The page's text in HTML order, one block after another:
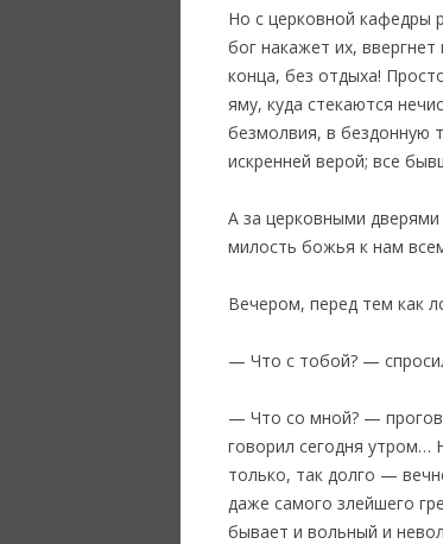
Но с церковной кафедры
бог накажет их,
конца, без отдыха!
яму, куда стекаются
безмолвия, в бездонную
искренней верой; все
А за церковными дверями
милость божья к нам
Вечером, перед тем как
— Что с тобой? —
— Что со мной? —
говорил сегодня утром…
только, так долго —
даже самого злейшего
бывает и вольный и